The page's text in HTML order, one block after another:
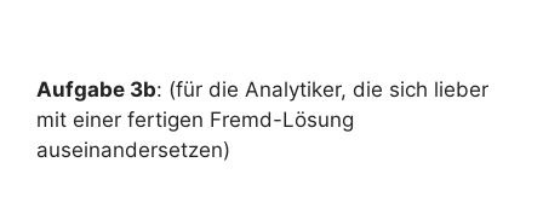
Aufgabe 3b: (für die Analytiker, die sich lieber
mit einer fertigen Fremd-Lösung
auseinandersetzen)